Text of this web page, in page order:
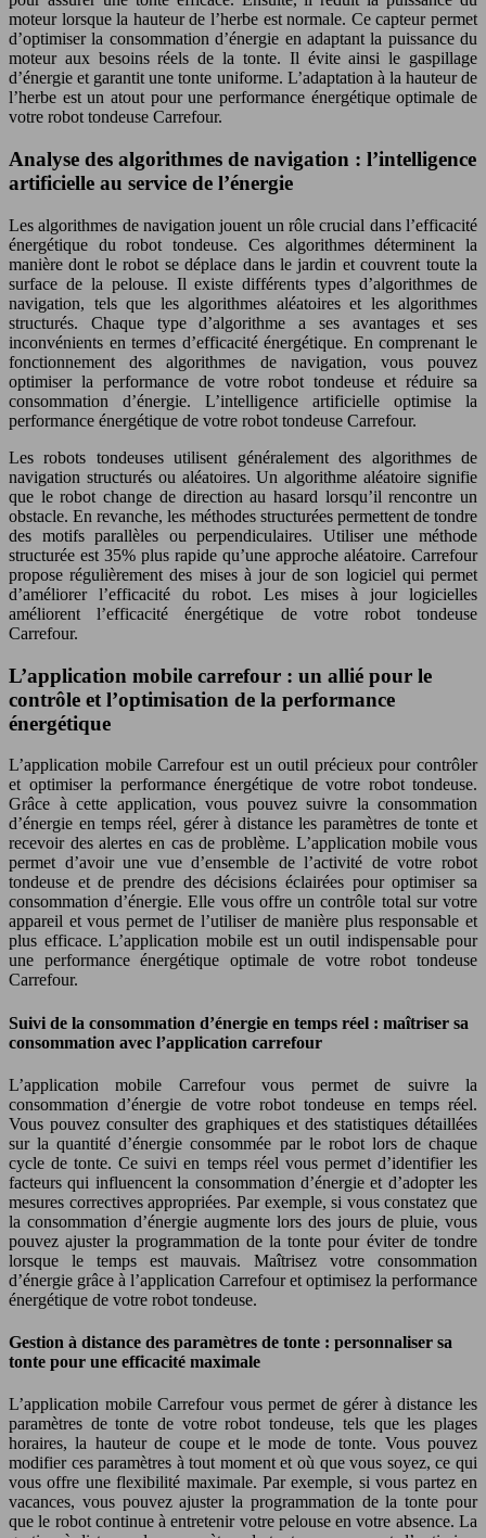
moteur lorsque la hauteur de l’herbe est normale. Ce capteur permet
d’optimiser la consommation d’énergie en adaptant la puissance du
moteur aux besoins réels de la tonte. Il évite ainsi le gaspillage
d’énergie et garantit une tonte uniforme. L’adaptation à la hauteur de
l’herbe est un atout pour une performance énergétique optimale de
votre robot tondeuse Carrefour.
Analyse des algorithmes de navigation : l’intelligence
artificielle au service de l’énergie
Les algorithmes de navigation jouent un rôle crucial dans l’efficacité
énergétique du robot tondeuse. Ces algorithmes déterminent la
manière dont le robot se déplace dans le jardin et couvrent toute la
surface de la pelouse. Il existe différents types d’algorithmes de
navigation, tels que les algorithmes aléatoires et les algorithmes
structurés. Chaque type d’algorithme a ses avantages et ses
inconvénients en termes d’efficacité énergétique. En comprenant le
fonctionnement des algorithmes de navigation, vous pouvez
optimiser la performance de votre robot tondeuse et réduire sa
consommation d’énergie. L’intelligence artificielle optimise la
performance énergétique de votre robot tondeuse Carrefour.
Les robots tondeuses utilisent généralement des algorithmes de
navigation structurés ou aléatoires. Un algorithme aléatoire signifie
que le robot change de direction au hasard lorsqu’il rencontre un
obstacle. En revanche, les méthodes structurées permettent de tondre
des motifs parallèles ou perpendiculaires. Utiliser une méthode
structurée est 35% plus rapide qu’une approche aléatoire. Carrefour
propose régulièrement des mises à jour de son logiciel qui permet
d’améliorer l’efficacité du robot. Les mises à jour logicielles
améliorent l’efficacité énergétique de votre robot tondeuse
Carrefour.
L’application mobile carrefour : un allié pour le
contrôle et l’optimisation de la performance
énergétique
L’application mobile Carrefour est un outil précieux pour contrôler
et optimiser la performance énergétique de votre robot tondeuse.
Grâce à cette application, vous pouvez suivre la consommation
d’énergie en temps réel, gérer à distance les paramètres de tonte et
recevoir des alertes en cas de problème. L’application mobile vous
permet d’avoir une vue d’ensemble de l’activité de votre robot
tondeuse et de prendre des décisions éclairées pour optimiser sa
consommation d’énergie. Elle vous offre un contrôle total sur votre
appareil et vous permet de l’utiliser de manière plus responsable et
plus efficace. L’application mobile est un outil indispensable pour
une performance énergétique optimale de votre robot tondeuse
Carrefour.
Suivi de la consommation d’énergie en temps réel : maîtriser sa
consommation avec l’application carrefour
L’application mobile Carrefour vous permet de suivre la
consommation d’énergie de votre robot tondeuse en temps réel.
Vous pouvez consulter des graphiques et des statistiques détaillées
sur la quantité d’énergie consommée par le robot lors de chaque
cycle de tonte. Ce suivi en temps réel vous permet d’identifier les
facteurs qui influencent la consommation d’énergie et d’adopter les
mesures correctives appropriées. Par exemple, si vous constatez que
la consommation d’énergie augmente lors des jours de pluie, vous
pouvez ajuster la programmation de la tonte pour éviter de tondre
lorsque le temps est mauvais. Maîtrisez votre consommation
d’énergie grâce à l’application Carrefour et optimisez la performance
énergétique de votre robot tondeuse.
Gestion à distance des paramètres de tonte : personnaliser sa
tonte pour une efficacité maximale
L’application mobile Carrefour vous permet de gérer à distance les
paramètres de tonte de votre robot tondeuse, tels que les plages
horaires, la hauteur de coupe et le mode de tonte. Vous pouvez
modifier ces paramètres à tout moment et où que vous soyez, ce qui
vous offre une flexibilité maximale. Par exemple, si vous partez en
vacances, vous pouvez ajuster la programmation de la tonte pour
que le robot continue à entretenir votre pelouse en votre absence. La